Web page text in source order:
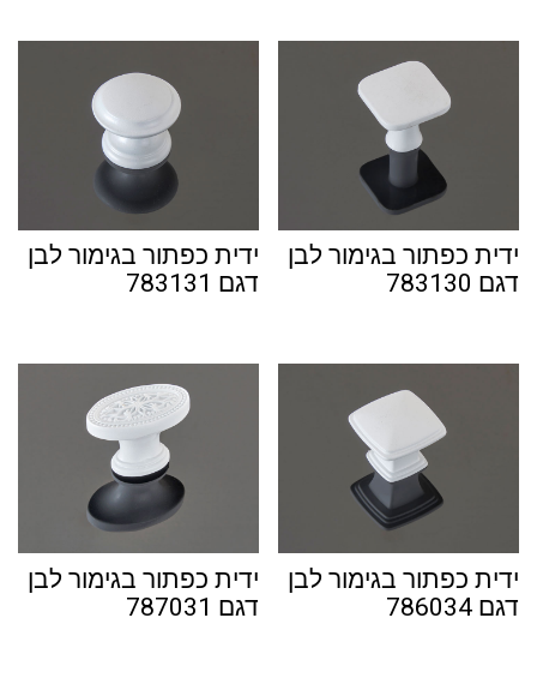
ידית כפתור בגימור לבן
דגם 783130
ידית כפתור בגימור לבן
דגם 783131
ידית כפתור בגימור לבן
דגם 786034
ידית כפתור בגימור לבן
דגם 787031